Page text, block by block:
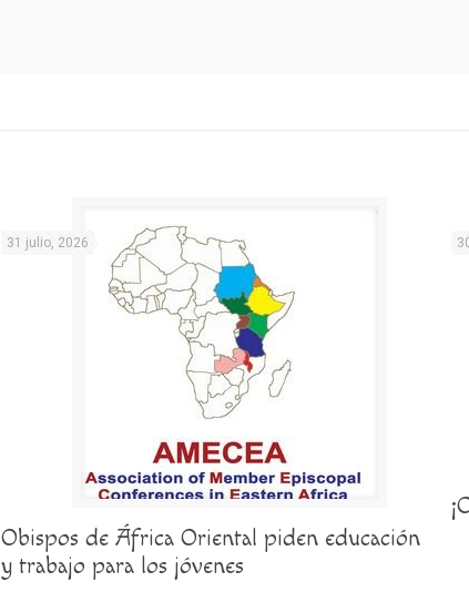
31 julio, 2026
Obispos de África Oriental piden educación
y trabajo para los jóvenes